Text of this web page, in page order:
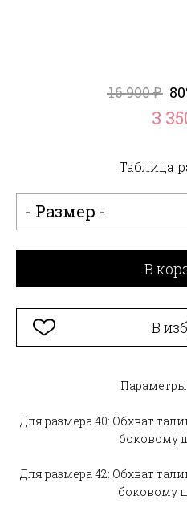
16 900₽
3
Таблица
- Размер -
В
В
Для размера 40: Обхват
боковому
Для размера 42: Обхват
боковому